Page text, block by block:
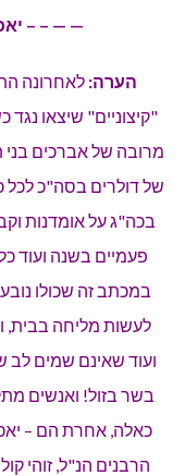
— — – –
הערה: לאחרונה
"קיצוניים" שיצאו
מרובה של אברכים
של דולרים בסה"כ לכל
בכה"ג על אומדנות
פעמיים בשנה ועוד
במכתב זה שכולו
לעשות מליחה בבית,
ועוד שאינם שמים לב
בשר בזול! ואנשים
כאלה, אחרת הם –
הרבנים הנ"ל, זוהי